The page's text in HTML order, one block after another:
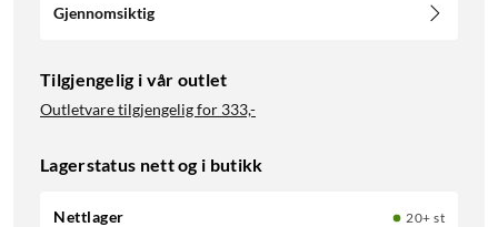
Gjennomsiktig
Tilgjengelig i vår outlet
Outletvare tilgjengelig for 333,-
Lagerstatus nett og i butikk
Nettlager
20+ st